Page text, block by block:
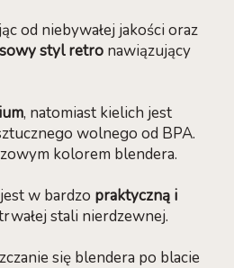
od niebywałej jakości oraz
styl retronawiązujący
, natomiast kielich jest
wolnego od BPA.
kolorem blendera.
w bardzo praktyczną i
stali nierdzewnej.
się blendera po blacie